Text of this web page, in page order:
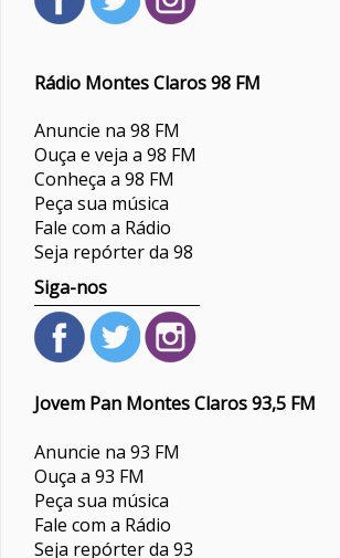
Rádio Montes Claros 98 FM
Anuncie na 98 FM
Ouça e veja a 98 FM
Conheça a 98 FM
Peça sua música
Fale com a Rádio
Seja repórter da 98
Siga-nos
Jovem Pan Montes Claros 93,5 FM
Anuncie na 93 FM
Ouça a 93 FM
Peça sua música
Fale com a Rádio
Seja repórter da 93